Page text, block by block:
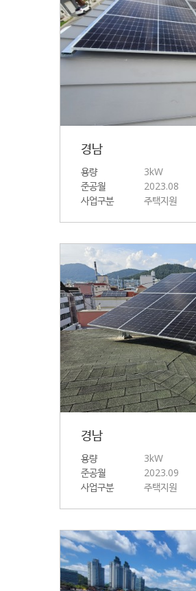
경남
용량
3kW
준공월
2023.08
사업구분
주택지원
경남
용량
3kW
준공월
2023.09
사업구분
주택지원